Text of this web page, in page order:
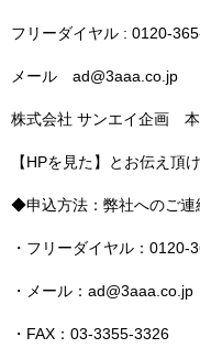
フリーダイヤル : 0120-
メール ad@3aaa.co.jp
株式会社 サンエイ企画
【HPを見た】とお伝え頂
◆申込方法：弊社へのご連
・フリーダイヤル：0120-
・メール：ad@3aaa.co.jp
・FAX：03-3355-3326